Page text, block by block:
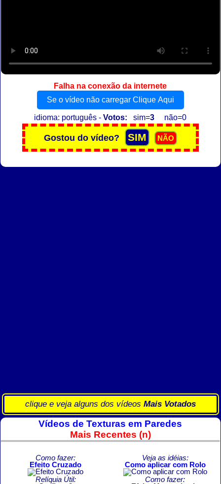
Falha na conexão da internete
Se o vídeo não carregar Clique Aqui
idioma: português -Votos: sim=3 não=0
clique e veja alguns dos vídeos Mais Votados
Vídeos de Texturas em Paredes
Mais Recentes (n)
Como fazer:
Efeito Cruzado
Veja as idéias:
Como aplicar com Rolo
Relíquia Útil:
Como fazer: